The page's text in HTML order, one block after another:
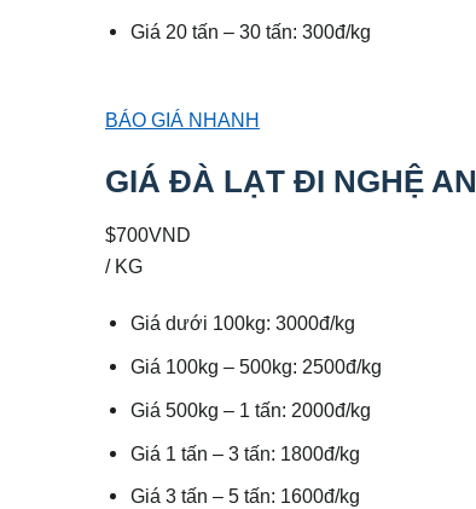
Giá 20 tấn – 30 tấn: 300đ/kg
BÁO GIÁ NHANH
GIÁ ĐÀ LẠT ĐI NGHỆ AN
$700VND
/ KG
Giá dưới 100kg: 3000đ/kg
Giá 100kg – 500kg: 2500đ/kg
Giá 500kg – 1 tấn: 2000đ/kg
Giá 1 tấn – 3 tấn: 1800đ/kg
Giá 3 tấn – 5 tấn: 1600đ/kg